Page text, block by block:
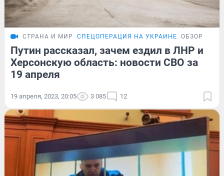
СТРАНА И МИР СПЕЦОПЕРАЦИЯ НА УКРАИНЕ ОБЗОР
Путин рассказал, зачем ездил в ЛНР и
Херсонскую область: новости СВО за
19 апреля
19 апреля, 2023, 20:05 3 085 12